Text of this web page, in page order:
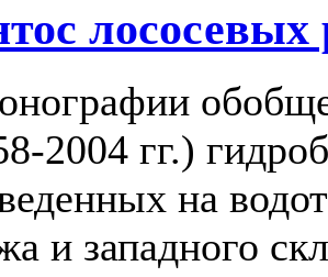
2004 гг.)
на
и западного